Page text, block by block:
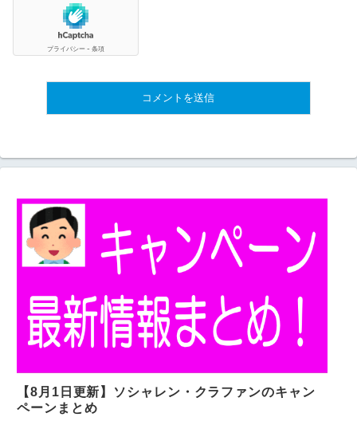
【8月1日更新】ソシャレン・クラファンのキャン
ペーンまとめ